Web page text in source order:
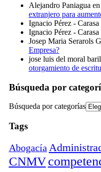
Alejandro Paniagua en
extranjero para
Ignacio Pérez -
Ignacio Pérez -
Josep Maria Serarols
Empresa?
jose luis del moral
otorgamiento de
Búsqueda por
Búsqueda por categorías
Tags
Abogacía
CNMV